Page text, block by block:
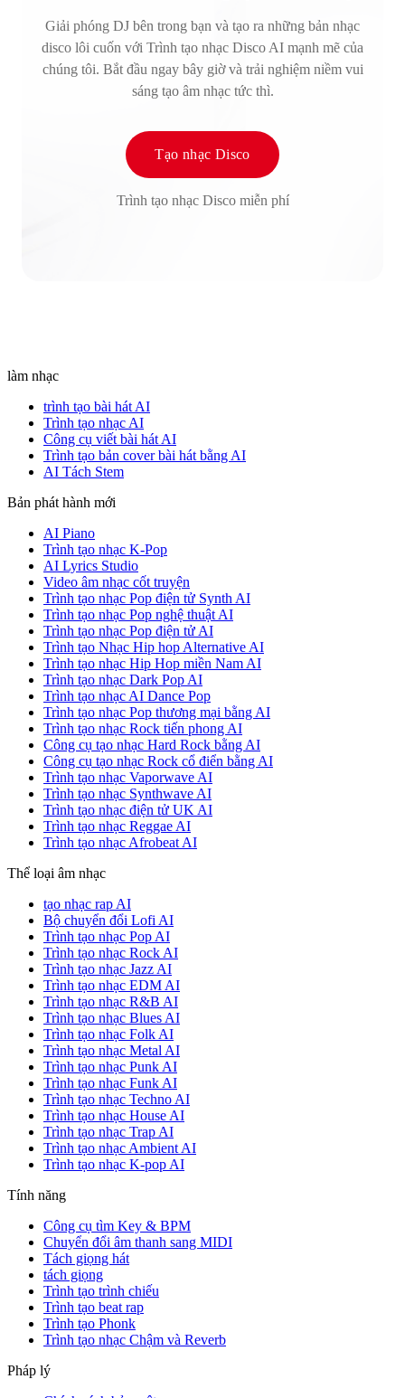
Giải phóng DJ bên trong bạn và tạo ra những bản nhạc
disco lôi cuốn với Trình tạo nhạc Disco AI mạnh mẽ của
chúng tôi. Bắt đầu ngay bây giờ và trải nghiệm niềm vui
sáng tạo âm nhạc tức thì.
Tạo nhạc Disco
Trình tạo nhạc Disco miễn phí
làm nhạc
trình tạo bài hát AI
Trình tạo nhạc AI
Công cụ viết bài hát AI
Trình tạo bản cover bài hát bằng AI
AI Tách Stem
Bản phát hành mới
AI Piano
Trình tạo nhạc K-Pop
AI Lyrics Studio
Video âm nhạc cốt truyện
Trình tạo nhạc Pop điện tử Synth AI
Trình tạo nhạc Pop nghệ thuật AI
Trình tạo nhạc Pop điện tử AI
Trình tạo Nhạc Hip hop Alternative AI
Trình tạo nhạc Hip Hop miền Nam AI
Trình tạo nhạc Dark Pop AI
Trình tạo nhạc AI Dance Pop
Trình tạo nhạc Pop thương mại bằng AI
Trình tạo nhạc Rock tiến phong AI
Công cụ tạo nhạc Hard Rock bằng AI
Công cụ tạo nhạc Rock cổ điển bằng AI
Trình tạo nhạc Vaporwave AI
Trình tạo nhạc Synthwave AI
Trình tạo nhạc điện tử UK AI
Trình tạo nhạc Reggae AI
Trình tạo nhạc Afrobeat AI
Thể loại âm nhạc
tạo nhạc rap AI
Bộ chuyển đổi Lofi AI
Trình tạo nhạc Pop AI
Trình tạo nhạc Rock AI
Trình tạo nhạc Jazz AI
Trình tạo nhạc EDM AI
Trình tạo nhạc R&B AI
Trình tạo nhạc Blues AI
Trình tạo nhạc Folk AI
Trình tạo nhạc Metal AI
Trình tạo nhạc Punk AI
Trình tạo nhạc Funk AI
Trình tạo nhạc Techno AI
Trình tạo nhạc House AI
Trình tạo nhạc Trap AI
Trình tạo nhạc Ambient AI
Trình tạo nhạc K-pop AI
Tính năng
Công cụ tìm Key & BPM
Chuyển đổi âm thanh sang MIDI
Tách giọng hát
tách giọng
Trình tạo trình chiếu
Trình tạo beat rap
Trình tạo Phonk
Trình tạo nhạc Chậm và Reverb
Pháp lý